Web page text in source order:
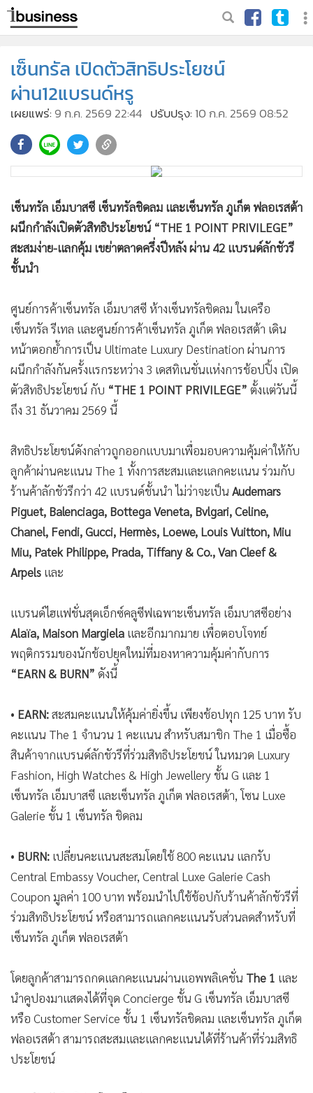
เซ็นทรัล เปิดตัวสิทธิประโยชน์
ผ่าน12แบรนด์หรู
เผยแพร่: 9 ก.ค. 2569 22:44 ปรับปรุง: 10 ก.ค. 2569 08:52
เซ็นทรัล เอ็มบาสซี เซ็นทรัลชิดลม และเซ็นทรัล ภูเก็ต ฟลอเรสต้า
ผนึกกำลังเปิดตัวสิทธิประโยชน์ “THE 1 POINT PRIVILEGE”
สะสมง่าย-แลกคุ้ม เขย่าตลาดครึ่งปีหลัง ผ่าน 42 แบรนด์ลักชัวรี
ชั้นนำ
ศูนย์การค้าเซ็นทรัล เอ็มบาสซี ห้างเซ็นทรัลชิดลม ในเครือ
เซ็นทรัล รีเทล และศูนย์การค้าเซ็นทรัล ภูเก็ต ฟลอเรสต้า เดิน
หน้าตอกย้ำการเป็น Ultimate Luxury Destination ผ่านการ
ผนึกกำลังกันครั้งแรกระหว่าง 3 เดสทิเนชั่นแห่งการช้อปปิ้ง เปิด
ตัวสิทธิประโยชน์ กับ “THE 1 POINT PRIVILEGE” ตั้งแต่วันนี้
ถึง 31 ธันวาคม 2569 นี้
สิทธิประโยชน์ดังกล่าวถูกออกแบบมาเพื่อมอบความคุ้มค่าให้กับ
ลูกค้าผ่านคะแนน The 1 ทั้งการสะสมและแลกคะแนน ร่วมกับ
ร้านค้าลักชัวรีกว่า 42 แบรนด์ชั้นนำ ไม่ว่าจะเป็น Audemars
Piguet, Balenciaga, Bottega Veneta, Bvlgari, Celine,
Chanel, Fendi, Gucci, Hermès, Loewe, Louis Vuitton, Miu
Miu, Patek Philippe, Prada, Tiffany & Co., Van Cleef &
Arpels และ
แบรนด์ไฮแฟชั่นสุดเอ็กซ์คลูซีฟเฉพาะเซ็นทรัล เอ็มบาสซีอย่าง
Alaïa, Maison Margiela และอีกมากมาย เพื่อตอบโจทย์
พฤติกรรมของนักช้อปยุคใหม่ที่มองหาความคุ้มค่ากับการ
“EARN & BURN” ดังนี้
• EARN:สะสมคะแนนให้คุ้มค่ายิ่งขึ้น เพียงช้อปทุก 125 บาท รับ
คะแนน The 1 จำนวน 1 คะแนน สำหรับสมาชิก The 1 เมื่อซื้อ
สินค้าจากแบรนด์ลักชัวรีที่ร่วมสิทธิประโยชน์ ในหมวด Luxury
Fashion, High Watches & High Jewellery ชั้น G และ 1
เซ็นทรัล เอ็มบาสซี และเซ็นทรัล ภูเก็ต ฟลอเรสต้า, โซน Luxe
Galerie ชั้น 1 เซ็นทรัล ชิดลม
• BURN: เปลี่ยนคะแนนสะสมโดยใช้ 800 คะแนน แลกรับ
Central Embassy Voucher, Central Luxe Galerie Cash
Coupon มูลค่า 100 บาท พร้อมนำไปใช้ช้อปกับร้านค้าลักชัวรีที่
ร่วมสิทธิประโยชน์ หรือสามารถแลกคะแนนรับส่วนลดสำหรับที่
เซ็นทรัล ภูเก็ต ฟลอเรสต้า
โดยลูกค้าสามารถกดแลกคะแนนผ่านแอพพลิเคชั่น The 1 และ
นำคูปองมาแสดงได้ที่จุด Concierge ชั้น G เซ็นทรัล เอ็มบาสซี
หรือ Customer Service ชั้น 1 เซ็นทรัลชิดลม และเซ็นทรัล ภูเก็ต
ฟลอเรสต้า สามารถสะสมและแลกคะแนนได้ที่ร้านค้าที่ร่วมสิทธิ
ประโยชน์